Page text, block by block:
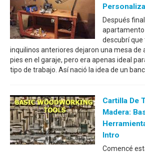
Después
apartamento
descubrí que
inquilinos anteriores dejaron una mesa de
pies en el garaje, pero era apenas ideal
tipo de trabajo. Así nació la idea de un
Cartilla De
Madera:
Intro
Comencé